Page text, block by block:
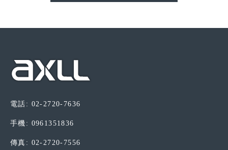
電話: 02-2720-7636
手機: 0961351836
傳真: 02-2720-7556